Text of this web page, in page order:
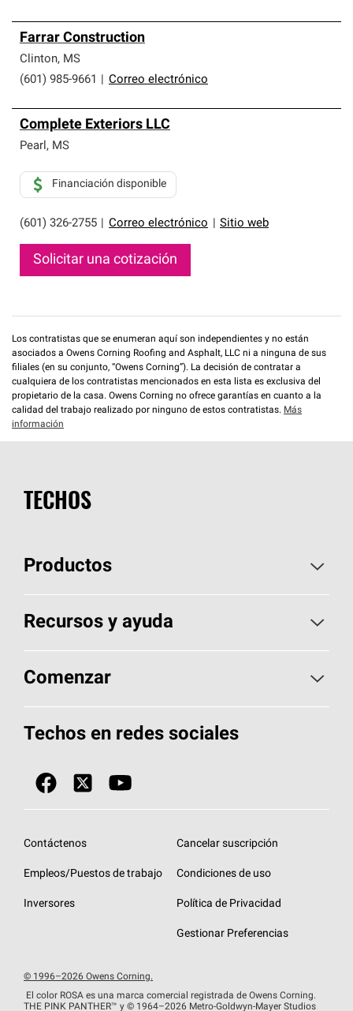
Farrar Construction
Clinton, MS
(601) 985-9661
Correo electrónico
Complete Exteriors LLC
Pearl, MS
(601) 326-2755 Correo electrónico Sitio web
Financiación disponible
Solicitar una cotización
Los contratistas que se enumeran aquí son independientes y no están
asociados a Owens Corning Roofing and Asphalt, LLC ni a ninguna de sus
filiales (en su conjunto, “Owens Corning”). La decisión de contratar a
cualquiera de los contratistas mencionados en esta lista es exclusiva del
propietario de la casa. Owens Corning no ofrece garantías en cuanto a la
calidad del trabajo realizado por ninguno de estos contratistas. Más
información
TECHOS
Productos
Elija sus tejas
Encuentre un contratista
Componentes para techos
Tecnología SureNail®
Garantías de techos
Recursos y ayuda
Aspectos básicos sobre techos
Herramientas de diseño y color
Únase a la red de contratistas de techos
Diseño en el techo
Eventos para contratistas
Comenzar
Llame al 1-800-GET-PINK®
Encuentre una tienda o encuentre un
Financiamiento de techos
Techos en redes sociales
Contáctenos
Empleos/Puestos de trabajo
Inversores
Cancelar suscripción
Condiciones de uso
Política de Privacidad
Gestionar Preferencias
© 1996–2026 Owens Corning.
El color ROSA es una marca comercial registrada de Owens Corning.
THE PINK PANTHER™ y © 1964–2026 Metro-Goldwyn-Mayer Studios